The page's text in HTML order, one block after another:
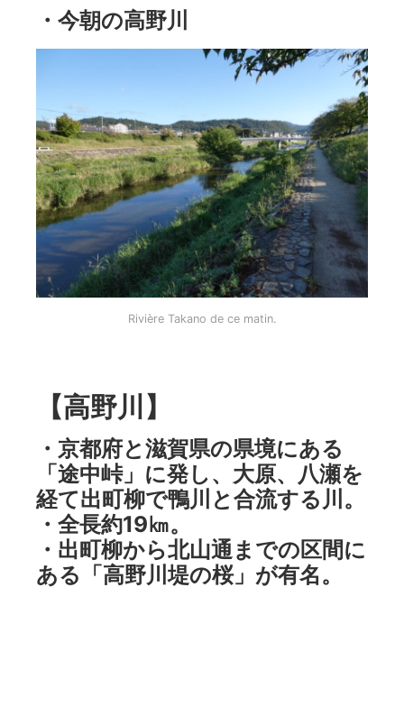
・今朝の高野川
Rivière Takano de ce matin.
【高野川】
・京都府と滋賀県の県境にある
「途中峠」に発し、大原、八瀬を
経て出町柳で鴨川と合流する川。
・全長約19㎞。
・出町柳から北山通までの区間に
ある「高野川堤の桜」が有名。